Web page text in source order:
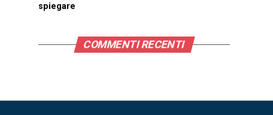
spiegare
COMMENTI RECENTI